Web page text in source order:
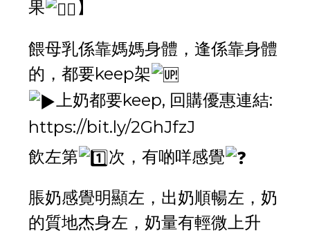
果 】
餵母乳係靠媽媽身體，逢係靠身體
的，都要keep架
上奶都要keep, 回購優惠連結:
https://bit.ly/2GhJfzJ
飲左第
次，有啲咩感覺
脹奶感覺明顯左，出奶順暢左，奶
的質地杰身左，奶量有輕微上升